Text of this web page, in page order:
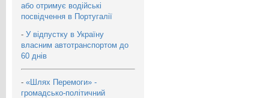
або отримує водійські
посвідчення в Португалії
- У відпустку в Україну
власним автотранспортом до
60 днів
- «Шлях Перемоги» -
громадсько-політичний